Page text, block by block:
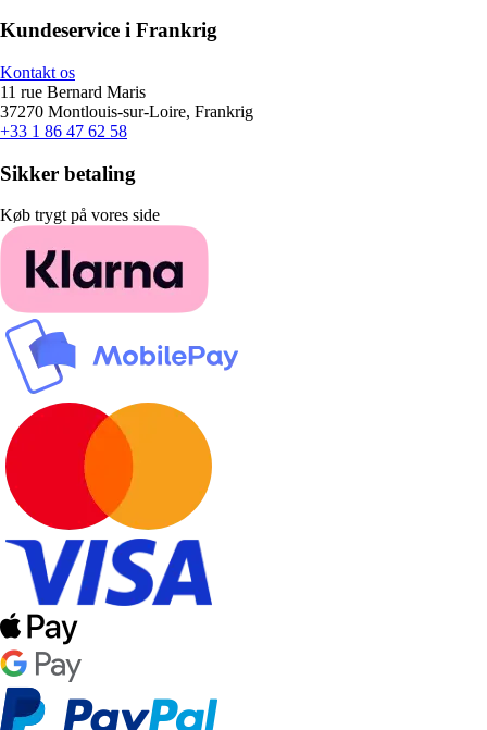
Kundeservice i Frankrig
Kontakt os
11 rue Bernard Maris
37270 Montlouis-sur-Loire, Frankrig
+33 1 86 47 62 58
Sikker betaling
Køb trygt på vores side